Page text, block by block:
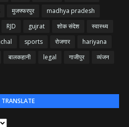
मुजफ्फरपुर
madhya pradesh
RJD gujrat शोक संदेश
स्वास्थ्य
sports रोजगार
hariyana
बालकहानी legal गाजीपुर
व्यंजन
TRANSLATE